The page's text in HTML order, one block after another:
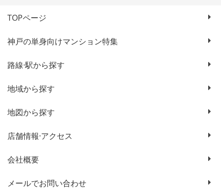
TOPページ
神戸の単身向けマンション特集
路線·駅から探す
地域から探す
地図から探す
店舗情報·アクセス
会社概要
メールでお問い合わせ